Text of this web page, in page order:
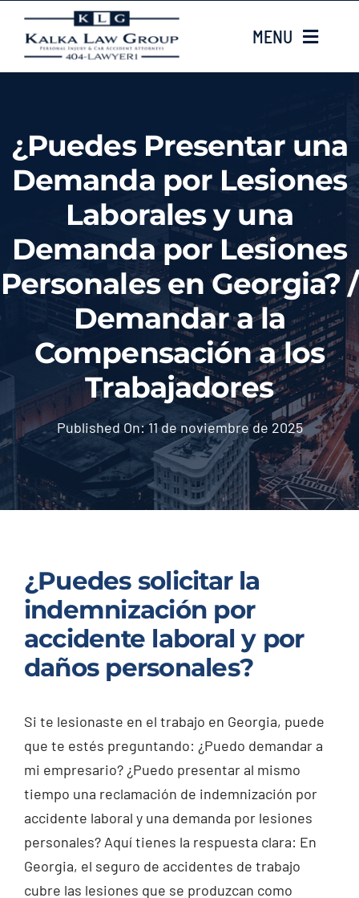
content
MENU
Sobre nosotros
CASE TYPES
Case Results
LOCATIONS
Contacta con nosotros
Injured? Call
(404) 529-9371
¿Puedes Presentar una
Demanda por Lesiones
Laborales y una
Demanda por Lesiones
Personales en Georgia? /
Demandar a la
Compensación a los
Trabajadores
Published On: 11 de noviembre de 2025
¿Puedes solicitar la
indemnización por
accidente laboral y por
daños personales?
Si te lesionaste en el trabajo en Georgia, puede
que te estés preguntando: ¿Puedo demandar a
mi empresario? ¿Puedo presentar al mismo
tiempo una reclamación de indemnización por
accidente laboral y una demanda por lesiones
personales? Aquí tienes la respuesta clara: En
Georgia, el seguro de accidentes de trabajo
cubre las lesiones que se produzcan como